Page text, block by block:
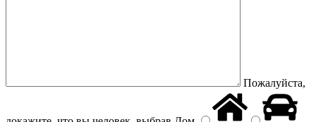
Пожалуйста,